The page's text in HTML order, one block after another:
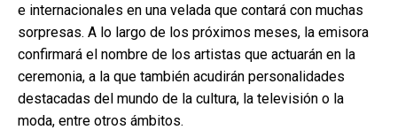
e internacionales en una velada que contará con muchas
sorpresas. A lo largo de los próximos meses, la emisora
confirmará el nombre de los artistas que actuarán en la
ceremonia, a la que también acudirán personalidades
destacadas del mundo de la cultura, la televisión o la
moda, entre otros ámbitos.